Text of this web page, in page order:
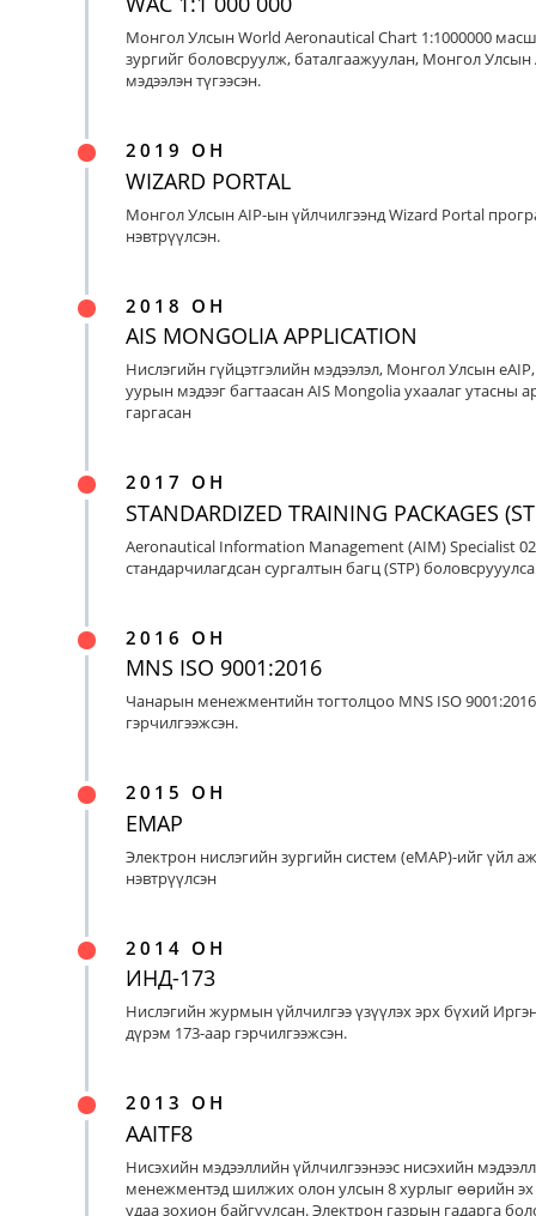
Монгол Улсын World Aeronautical Chart 1:1000000
зургийг боловсруулж, баталгаажуулан, Монгол Улсын
мэдээлэн түгээсэн.
2019 ОН
WIZARD PORTAL
Монгол Улсын AIP-ын үйлчилгээнд Wizard Portal
нэвтрүүлсэн.
2018 ОН
AIS MONGOLIA APPLICATION
Нислэгийн гүйцэтгэлийн мэдээлэл, Монгол Улсын
уурын мэдээг багтаасан AIS Mongolia ухаалаг утасны
гаргасан
2017 ОН
STANDARDIZED TRAINING PACKAGES
Aeronautical Information Management (AIM) Specialist
стандарчилагдсан сургалтын багц (STP)
2016 ОН
MNS ISO 9001:2016
Чанарын менежментийн тогтолцоо MNS ISO
гэрчилгээжсэн.
2015 ОН
EMAP
Электрон нислэгийн зургийн систем (eMAP)-ийг үйл
нэвтрүүлсэн
2014 ОН
ИНД-173
Нислэгийн журмын үйлчилгээ үзүүлэх эрх бүхий
дүрэм 173-аар гэрчилгээжсэн.
2013 ОН
AAITF8
Нисэхийн мэдээллийн үйлчилгээнээс нисэхийн
менежментэд шилжих олон улсын 8 хурлыг өөрийн
удаа зохион байгуулсан. Электрон газрын гадарга